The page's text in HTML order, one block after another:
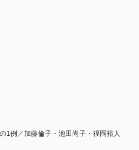
1例／加藤倫子・池田尚子・福岡裕人